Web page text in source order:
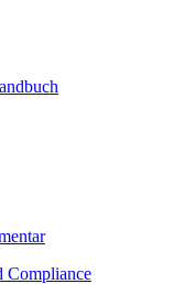
Compliance